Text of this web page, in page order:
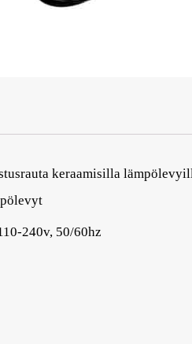
keraamisilla
240v, 50/60hz